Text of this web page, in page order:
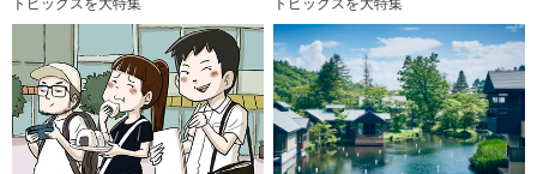
トピックスを大特集
トピックスを大特集